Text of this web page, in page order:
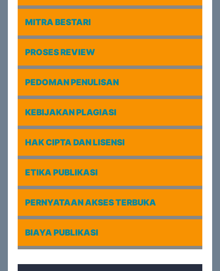
MITRA BESTARI
PROSES REVIEW
PEDOMAN PENULISAN
KEBIJAKAN PLAGIASI
HAK CIPTA DAN LISENSI
ETIKA PUBLIKASI
PERNYATAAN AKSES TERBUKA
BIAYA PUBLIKASI